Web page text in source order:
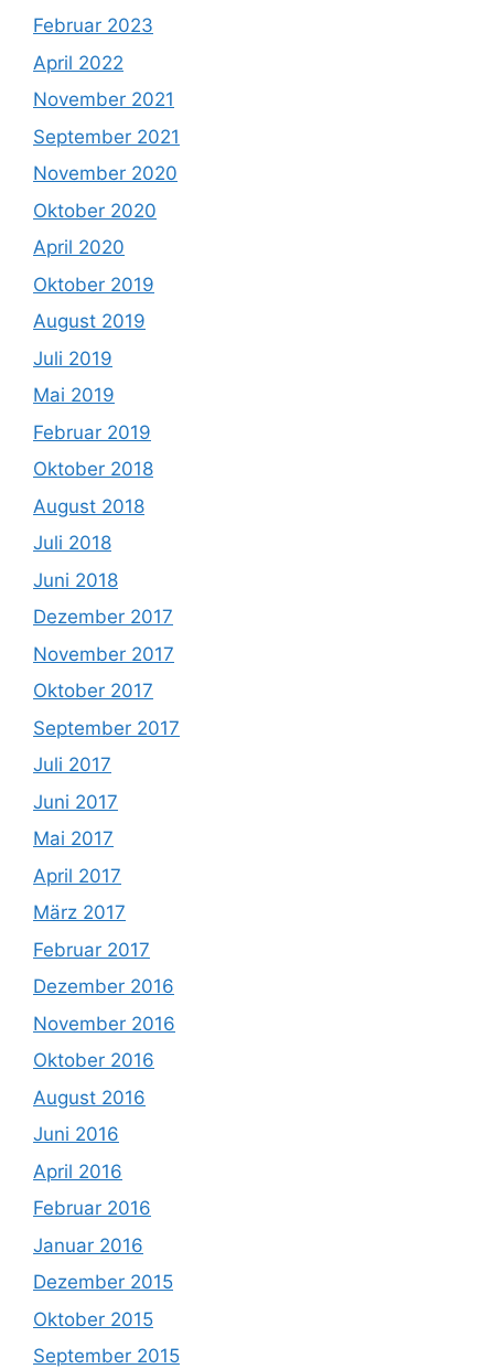
Februar 2023
April 2022
November 2021
September 2021
November 2020
Oktober 2020
April 2020
Oktober 2019
August 2019
Juli 2019
Mai 2019
Februar 2019
Oktober 2018
August 2018
Juli 2018
Juni 2018
Dezember 2017
November 2017
Oktober 2017
September 2017
Juli 2017
Juni 2017
Mai 2017
April 2017
März 2017
Februar 2017
Dezember 2016
November 2016
Oktober 2016
August 2016
Juni 2016
April 2016
Februar 2016
Januar 2016
Dezember 2015
Oktober 2015
September 2015